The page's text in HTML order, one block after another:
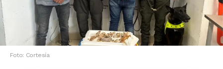
Foto: Cortesía